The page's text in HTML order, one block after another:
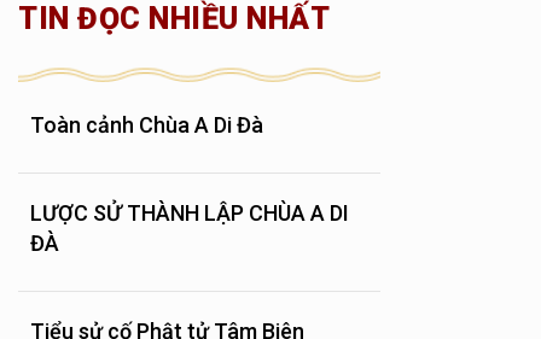
TIN ĐỌC NHIỀU NHẤT
Toàn cảnh Chùa A Di Đà
LƯỢC SỬ THÀNH LẬP CHÙA A DI
ĐÀ
Tiểu sử cố Phật tử Tâm Biên